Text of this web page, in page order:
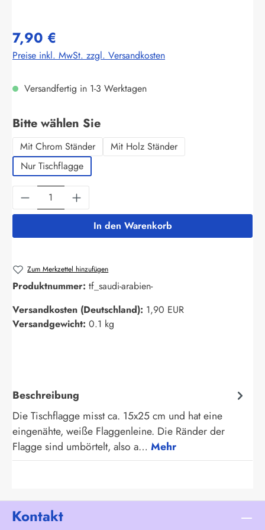
7,90 €
Preise inkl. MwSt. zzgl. Versandkosten
Versandfertig in 1-3 Werktagen
Bitte wählen Sieauswählen
Mit Chrom Ständer
Mit Holz Ständer
Nur Tischflagge
Produkt Anzahl: Gib den gewünschten
In den Warenkorb
Zum Merkzettel hinzufügen
Produktnummer: tf_saudi-arabien-
Versandkosten (Deutschland): 1,90 EUR
Versandgewicht: 0.1 kg
Beschreibung
Die Tischflagge misst ca. 15x25 cm und hat eine
eingenähte, weiße Flaggenleine. Die Ränder der
Flagge sind umbörtelt, also a… Mehr
Kontakt